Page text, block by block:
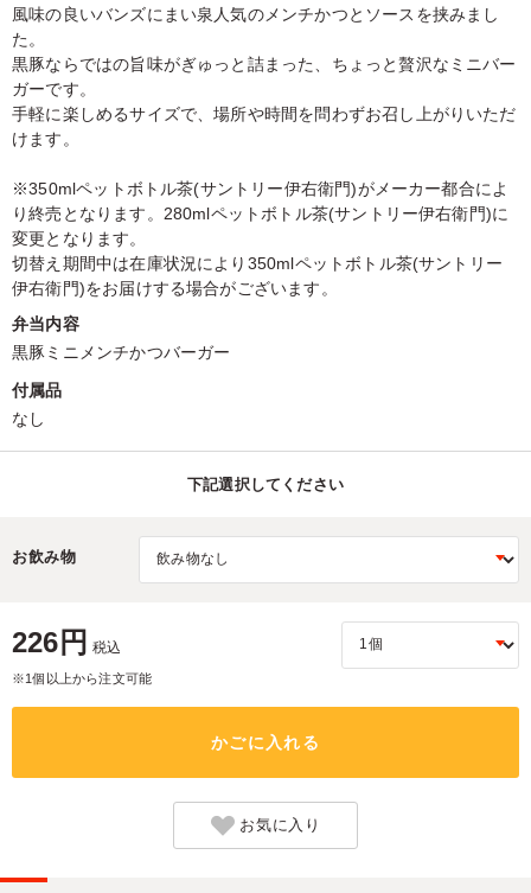
風味の良いバンズにまい泉人気のメンチかつとソースを挟みまし
た。
黒豚ならではの旨味がぎゅっと詰まった、ちょっと贅沢なミニバー
ガーです。
手軽に楽しめるサイズで、場所や時間を問わずお召し上がりいただ
けます。
※350mlペットボトル茶(サントリー伊右衛門)がメーカー都合によ
り終売となります。280mlペットボトル茶(サントリー伊右衛門)に
変更となります。
切替え期間中は在庫状況により350mlペットボトル茶(サントリー
伊右衛門)をお届けする場合がございます。
弁当内容
黒豚ミニメンチかつバーガー
付属品
なし
下記選択してください
お飲み物
226円 税込
※1個以上から注文可能
かごに入れる
お気に入り